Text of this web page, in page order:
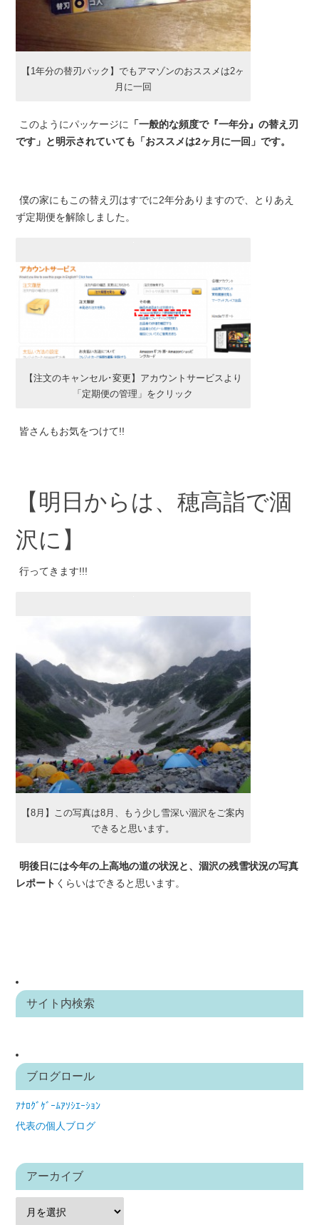
【1年分の替刃パック】でもアマゾンのおススメは2ヶ
月に一回
このようにパッケージに 「一般的な頻度で『一年分』の替え刃
です」と明示されていても「おススメは2ヶ月に一回」です。
僕の家にもこの替え刃はすでに2年分ありますので、とりあえ
ず定期便を解除しました。
【注文のキャンセル･変更】アカウントサービスより
「定期便の管理」をクリック
皆さんもお気をつけて!!
【明日からは、穂高詣で涸
沢に】
行ってきます!!!
【8月】この写真は8月、もう少し雪深い涸沢をご案内
できると思います。
明後日には今年の上高地の道の状況と、涸沢の残雪状況の写真
レポート くらいはできると思います。
サイト内検索
ブログロール
ｱﾅﾛｸﾞｹﾞｰﾑｱｿｼｴｰｼｮﾝ
代表の個人ブログ
アーカイブ